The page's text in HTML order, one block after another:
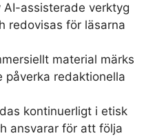
AI-assisterade verktyg
redovisas för läsarna
material märks
påverka redaktionella
kontinuerligt i etisk
ansvarar för att följa